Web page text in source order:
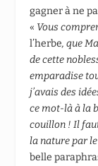
gagner à ne
« Vous
l’herbe, que
de cette
emparadise
j’avais des
ce mot-là à la
couillon ! Il
la nature par le
belle